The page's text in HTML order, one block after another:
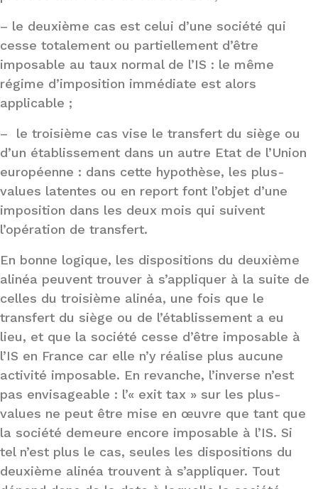
– le deuxième cas est celui d’une société qui
cesse totalement ou partiellement d’être
imposable au taux normal de l’IS : le même
régime d’imposition immédiate est alors
applicable ;
– le troisième cas vise le transfert du siège ou
d’un établissement dans un autre Etat de l’Union
européenne : dans cette hypothèse, les plus-
values latentes ou en report font l’objet d’une
imposition dans les deux mois qui suivent
l’opération de transfert.
En bonne logique, les dispositions du deuxième
alinéa peuvent trouver à s’appliquer à la suite de
celles du troisième alinéa, une fois que le
transfert du siège ou de l’établissement a eu
lieu, et que la société cesse d’être imposable à
l’IS en France car elle n’y réalise plus aucune
activité imposable. En revanche, l’inverse n’est
pas envisageable : l’« exit tax » sur les plus-
values ne peut être mise en œuvre que tant que
la société demeure encore imposable à l’IS. Si
tel n’est plus le cas, seules les dispositions du
deuxième alinéa trouvent à s’appliquer. Tout